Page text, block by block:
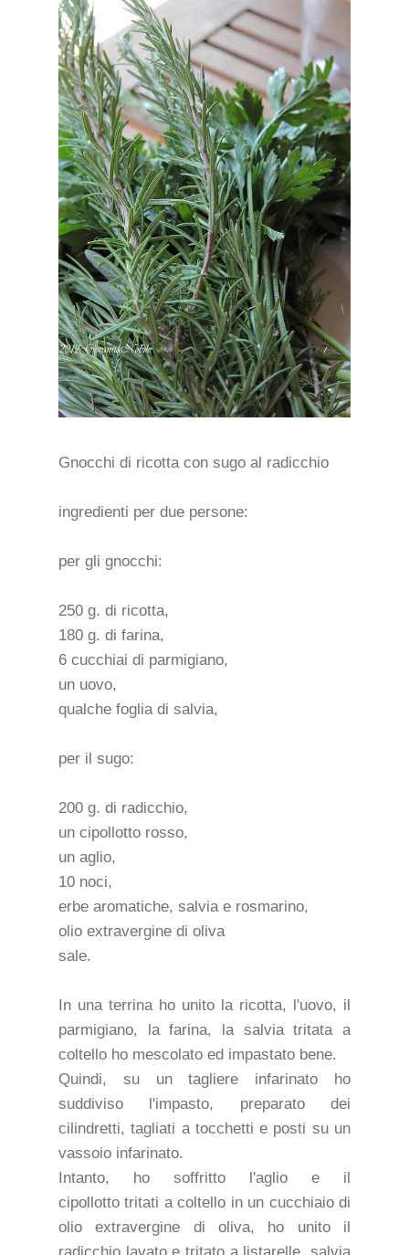
Gnocchi di ricotta con sugo al radicchio
ingredienti per due persone:
per gli gnocchi:
250 g. di ricotta,
180 g. di farina,
6 cucchiai di parmigiano,
un uovo,
qualche foglia di salvia,
per il sugo:
200 g. di radicchio,
un cipollotto rosso,
un aglio,
10 noci,
erbe aromatiche, salvia e rosmarino,
olio extravergine di oliva
sale.
In una terrina ho unito la ricotta, l'uovo, il
parmigiano, la farina, la salvia tritata a
coltello ho mescolato ed impastato bene.
Quindi, su un tagliere infarinato ho
suddiviso l'impasto, preparato dei
cilindretti, tagliati a tocchetti e posti su un
vassoio infarinato.
Intanto, ho soffritto l'aglio e il
cipollotto tritati a coltello in un cucchiaio di
olio extravergine di oliva, ho unito il